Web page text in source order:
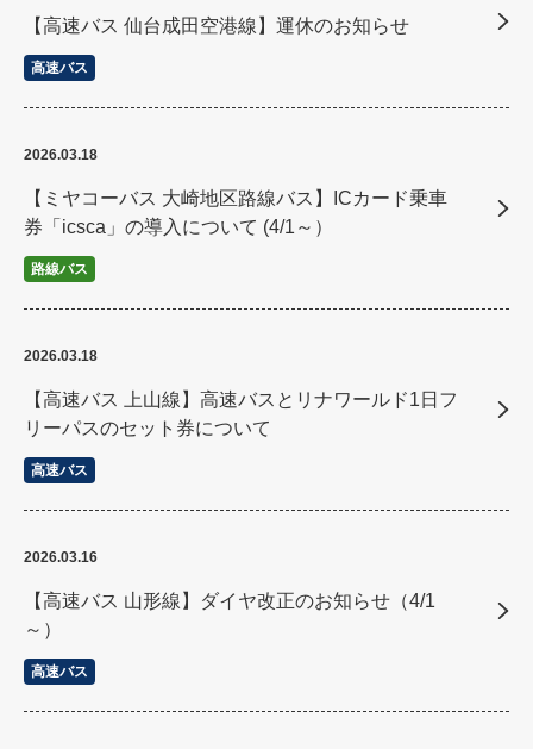
【高速バス 仙台成田空港線】運休のお知らせ
高速バス
2026.03.18
【ミヤコーバス 大崎地区路線バス】ICカード乗車
券「icsca」の導入について (4/1～）
路線バス
2026.03.18
【高速バス 上山線】高速バスとリナワールド1日フ
リーパスのセット券について
高速バス
2026.03.16
【高速バス 山形線】ダイヤ改正のお知らせ（4/1
～）
高速バス